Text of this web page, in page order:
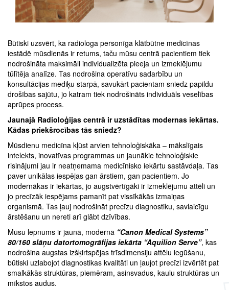
Būtiski uzsvērt, ka radiologa personīga klātbūtne medicīnas
iestādē mūsdienās ir retums, taču mūsu centrā pacientiem tiek
nodrošināta maksimāli individualizēta pieeja un izmeklējumu
tūlītēja analīze. Tas nodrošina operatīvu sadarbību un
konsultācijas mediķu starpā, savukārt pacientam sniedz papildu
drošības sajūtu, jo katram tiek nodrošināts individuāls veselības
aprūpes process.
Jaunajā Radioloģijas centrā ir uzstādītas modernas iekārtas.
Kādas priekšrocības tās sniedz?
Mūsdienu medicīna kļūst arvien tehnoloģiskāka – mākslīgais
intelekts, inovatīvas programmas un jaunākie tehnoloģiskie
risinājumi jau ir neatņemama medicīnisko iekārtu sastāvdaļa. Tas
paver unikālas iespējas gan ārstiem, gan pacientiem. Jo
modernākas ir iekārtas, jo augstvērtīgāki ir izmeklējumu attēli un
jo precīzāk iespējams pamanīt pat vissīkākās izmaiņas
organismā. Tas ļauj nodrošināt precīzu diagnostiku, savlaicīgu
ārstēšanu un nereti arī glābt dzīvības.
Mūsu lepnums ir jaunā, modernā “Canon Medical Systems”
80/160 slāņu datortomogrāfijas iekārta “Aquilion Serve”, kas
nodrošina augstas izšķirtspējas trīsdimensiju attēlu iegūšanu,
būtiski uzlabojot diagnostikas kvalitāti un ļaujot precīzi izvērtēt pat
smalkākās struktūras, piemēram, asinsvadus, kaulu struktūras un
mīkstos audus.